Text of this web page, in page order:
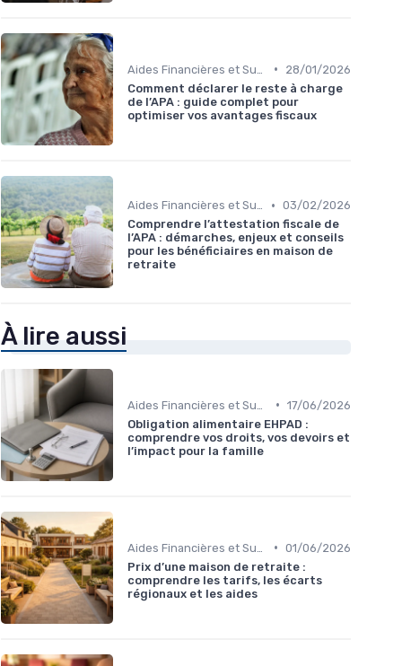
•
28/01/2026
Comment déclarer le reste à charge
de l’APA : guide complet pour
optimiser vos avantages fiscaux
Aides Financières et Subventions • 03/02/2026
Comprendre l’attestation fiscale de
l’APA : démarches, enjeux et conseils
pour les bénéficiaires en maison de
retraite
À lire aussi
• 17/06/2026
Obligation alimentaire EHPAD :
comprendre vos droits, vos devoirs et
l’impact pour la famille
• 01/06/2026
Prix d’une maison de retraite :
comprendre les tarifs, les écarts
régionaux et les aides